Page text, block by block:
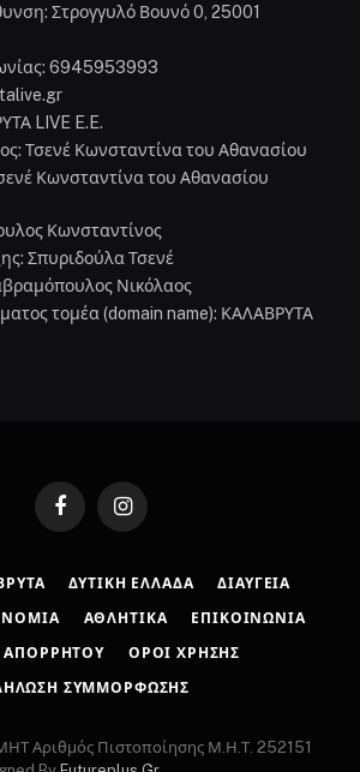
Στρογγυλό Βουνό 0, 25001
6945953993
LIVE E.E.
Τσενέ Κωνσταντίνα του Αθανασίου
Κωνσταντίνα του Αθανασίου
Κωνσταντίνος
Σπυριδούλα Τσενέ
Νικόλαος
τομέα (domain name): ΚΑΛΑΒΡΥΤΑ
FacebookInstagram
ΔΥΤΙΚΉ ΕΛΛΆΔΑ ΔΙΑΎΓΕΙΑ
ΑΘΛΗΤΙΚΆ ΕΠΙΚΟΙΝΩΝΊΑ
ΑΠΟΡΡΉΤΟΥ ΌΡΟΙ ΧΡΉΣΗΣ
ΣΥΜΜΌΡΦΩΣΗΣ
Αριθμός Πιστοποίησης Μ.Η.Τ. 252151